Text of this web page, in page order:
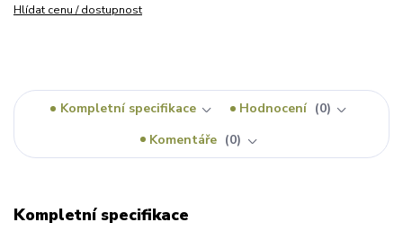
Hlídat cenu / dostupnost
Kompletní specifikace Hodnocení
0
Komentáře
0
Kompletní specifikace